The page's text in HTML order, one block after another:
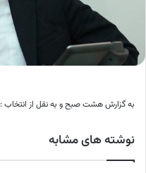
به گزارش هشت صبح و به نقل از انتخاب :
نوشته های مشابه